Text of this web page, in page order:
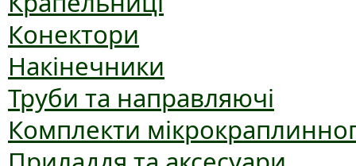
Конектори
Накінечники
Труби та направляючі
Комплекти